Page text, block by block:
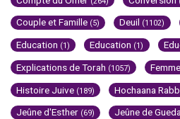
Couple et Famille (5) Deuil (1102)
Education (1) Education (1)
Explications de Torah (1057)
Histoire Juive (189) Hochaana
Jeûne d'Esther (69) Jeûne de